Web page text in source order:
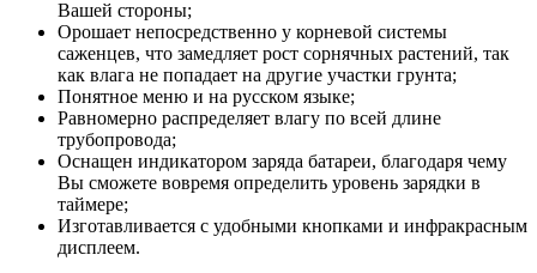
Вашей стороны;
Орошает непосредственно у корневой системы
саженцев, что замедляет рост сорнячных растений, так
как влага не попадает на другие участки грунта;
Понятное меню и на русском языке;
Равномерно распределяет влагу по всей длине
трубопровода;
Оснащен индикатором заряда батареи, благодаря чему
Вы сможете вовремя определить уровень зарядки в
таймере;
Изготавливается с удобными кнопками и инфракрасным
дисплеем.